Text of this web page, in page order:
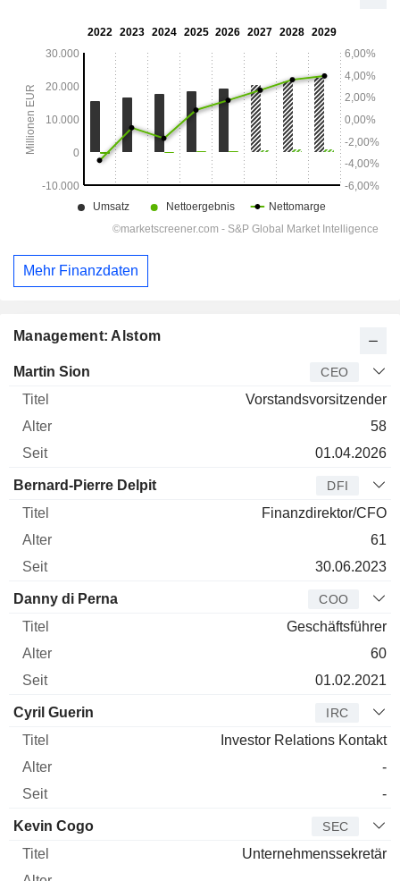
Management: Alstom
Manager Titel
Martin Sion CEO
Vorstandsvorsitzender
58
01.04.2026
Bernard-Pierre Delpit DFI
Finanzdirektor/CFO
61
30.06.2023
Danny di Perna COO
Geschäftsführer
60
01.02.2021
Cyril Guerin IRC
Investor Relations Kontakt
-
-
Kevin Cogo SEC
Unternehmenssekretär
Mehr Finanzdaten